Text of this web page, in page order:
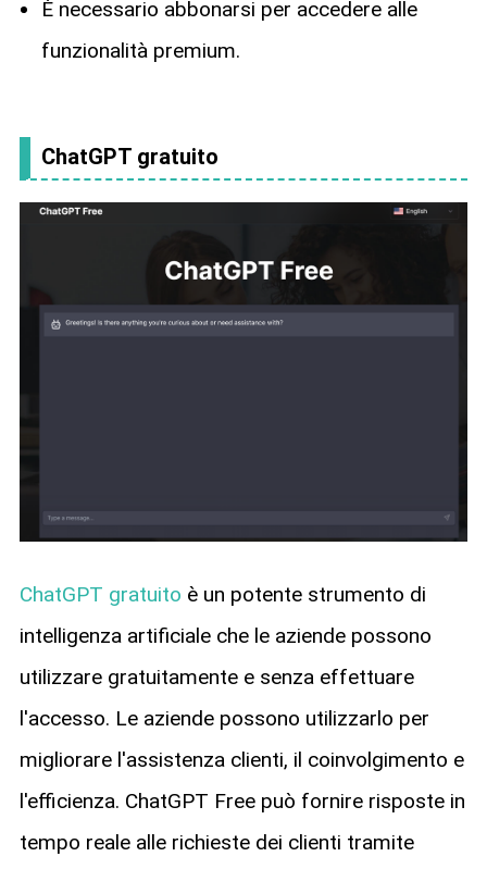
È necessario abbonarsi per accedere alle
funzionalità premium.
ChatGPT gratuito
ChatGPT gratuito è un potente strumento di
intelligenza artificiale che le aziende possono
utilizzare gratuitamente e senza effettuare
l'accesso. Le aziende possono utilizzarlo per
migliorare l'assistenza clienti, il coinvolgimento e
l'efficienza. ChatGPT Free può fornire risposte in
tempo reale alle richieste dei clienti tramite